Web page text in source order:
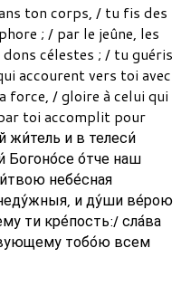
ton corps, / tu fis des
; / par le jeûne, les
célestes ; / tu guéris
accourent vers toi avec
force, / gloire à celui qui
toi accomplit pour
и в телеси́
Богоно́се о́тче наш
небе́сная
и ду́ши ве́рою
ти кре́пость:/ сла́ва
тобо́ю всем